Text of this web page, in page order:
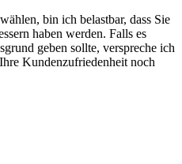
bin ich belastbar, dass Sie
haben werden. Falls es
geben sollte, verspreche ich
Kundenzufriedenheit noch